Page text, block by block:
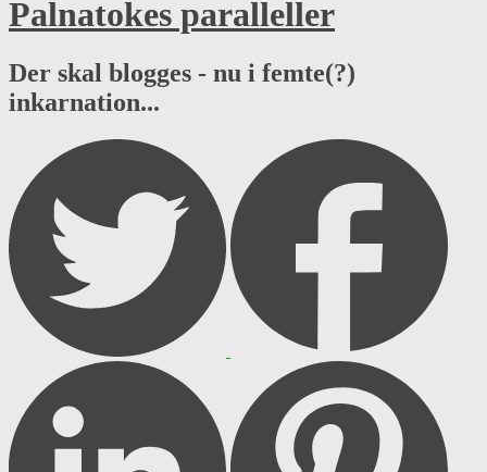
Palnatokes paralleller
Der skal blogges - nu i femte(?)
inkarnation...